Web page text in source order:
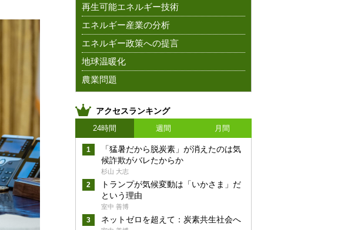
再生可能エネルギー技術
エネルギー産業の分析
エネルギー政策への提言
地球温暖化
農業問題
アクセスランキング
24時間 週間 月間
「猛暑だから脱炭素」が消えたのは気
候詐欺がバレたからか
杉山 大志
トランプが気候変動は「いかさま」だ
という理由
室中 善博
ネットゼロを超えて：炭素共生社会へ